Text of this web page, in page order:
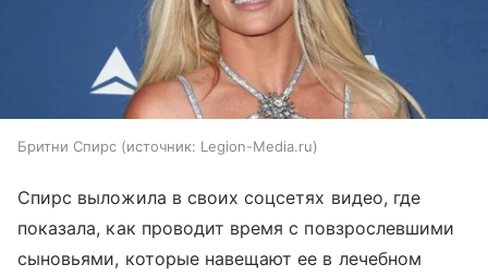
Бритни Спирс источник: Legion-Media.ru
Спирс выложила в своих соцсетях видео, где
показала, как проводит время с повзрослевшими
сыновьями, которые навещают ее в лечебном